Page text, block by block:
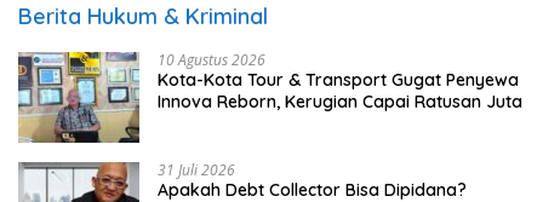
Berita Hukum & Kriminal
10 Agustus 2026
Kota-Kota Tour & Transport Gugat Penyewa
Innova Reborn, Kerugian Capai Ratusan Juta
31 Juli 2026
Apakah Debt Collector Bisa Dipidana?